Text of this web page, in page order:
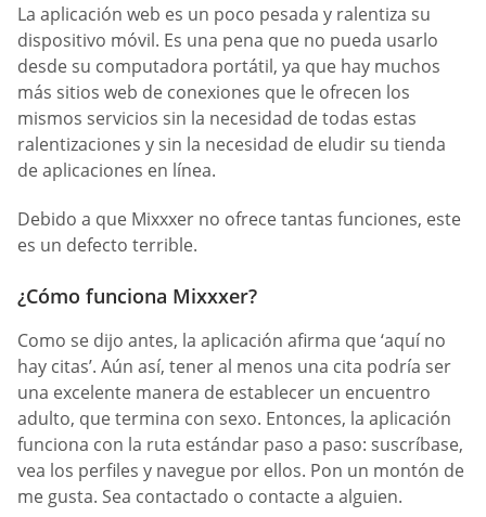
La aplicación web es un poco pesada y ralentiza su
dispositivo móvil. Es una pena que no pueda usarlo
desde su computadora portátil, ya que hay muchos
más sitios web de conexiones que le ofrecen los
mismos servicios sin la necesidad de todas estas
ralentizaciones y sin la necesidad de eludir su tienda
de aplicaciones en línea.
Debido a que Mixxxer no ofrece tantas funciones, este
es un defecto terrible.
¿Cómo funciona Mixxxer?
Como se dijo antes, la aplicación afirma que ‘aquí no
hay citas’. Aún así, tener al menos una cita podría ser
una excelente manera de establecer un encuentro
adulto, que termina con sexo. Entonces, la aplicación
funciona con la ruta estándar paso a paso: suscríbase,
vea los perfiles y navegue por ellos. Pon un montón de
me gusta. Sea contactado o contacte a alguien.